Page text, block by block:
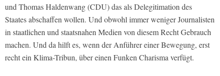
und Thomas Haldenwang (CDU) das als Delegitimation des
Staates abschaffen wollen. Und obwohl immer weniger Journalisten
in staatlichen und staatsnahen Medien von diesem Recht Gebrauch
machen. Und da hilft es, wenn der Anführer einer Bewegung, erst
recht ein Klima-Tribun, über einen Funken Charisma verfügt.